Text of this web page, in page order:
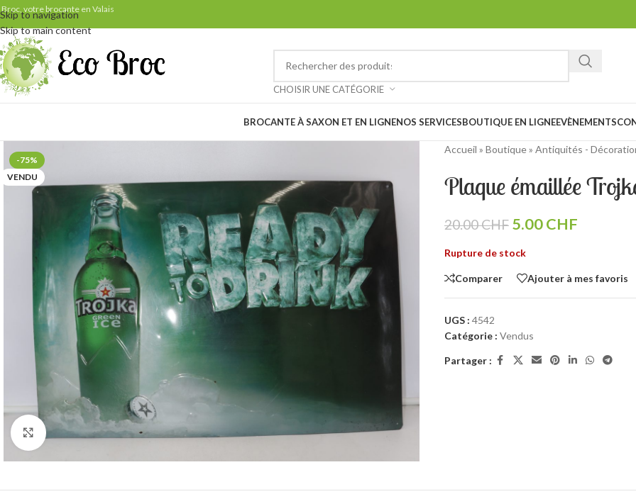
Skip to navigation
Skip to main content
Broc, votre brocante en Valais
CHOISIR UNE CATÉGORIE
BROCANTE À SAXON ET EN LIGNENOS SERVICESBOUTIQUE EN LIGNEEVÈNEMENTS
-75%
VENDU
Cliquez pour agrandir
Accueil » Boutique» Antiquités -
Plaque émaillée
20.00CHF 5.00CHF
Rupture de stock
Comparer Ajouter à mes favoris
UGS : 4542
Catégorie : Vendus
Partager :